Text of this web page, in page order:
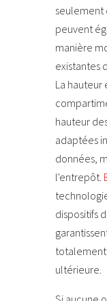
seulement
peuvent
manière
existantes
La hauteur
hauteur
adaptées
données,
l'entrepôt.
dispositifs
totalement
ultérieure.